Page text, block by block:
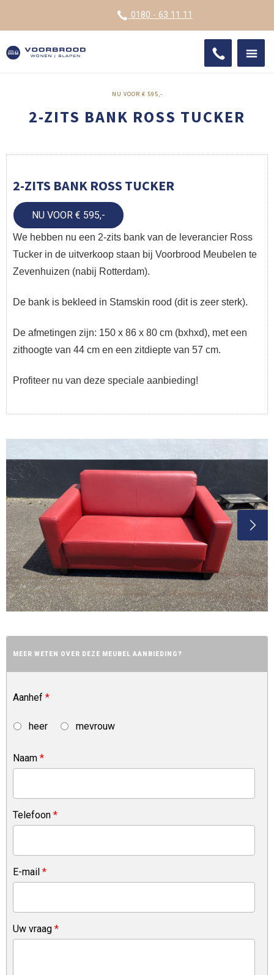
0180 - 63 11 11
2-ZITS BANK ROSS TUCKER
NU VOOR € 595,-
2-ZITS BANK ROSS TUCKER
NU VOOR € 595,-
We hebben nu een 2-zits bank van de leverancier Ross
Tucker in de uitverkoop staan bij Voorbrood Meubelen te
Zevenhuizen (nabij Rotterdam).
De bank is bekleed in Stamskin rood (dit is zeer sterk).
De afmetingen zijn: 150 x 86 x 80 cm (bxhxd), met een
zithoogte van 44 cm en een zitdiepte van 57 cm.
Profiteer nu van deze speciale aanbieding!
MEER WETEN OVER DEZE MEUBEL AANBIEDING?
Aanhef *
heer mevrouw
Naam *
Telefoon *
E-mail *
Uw vraag *